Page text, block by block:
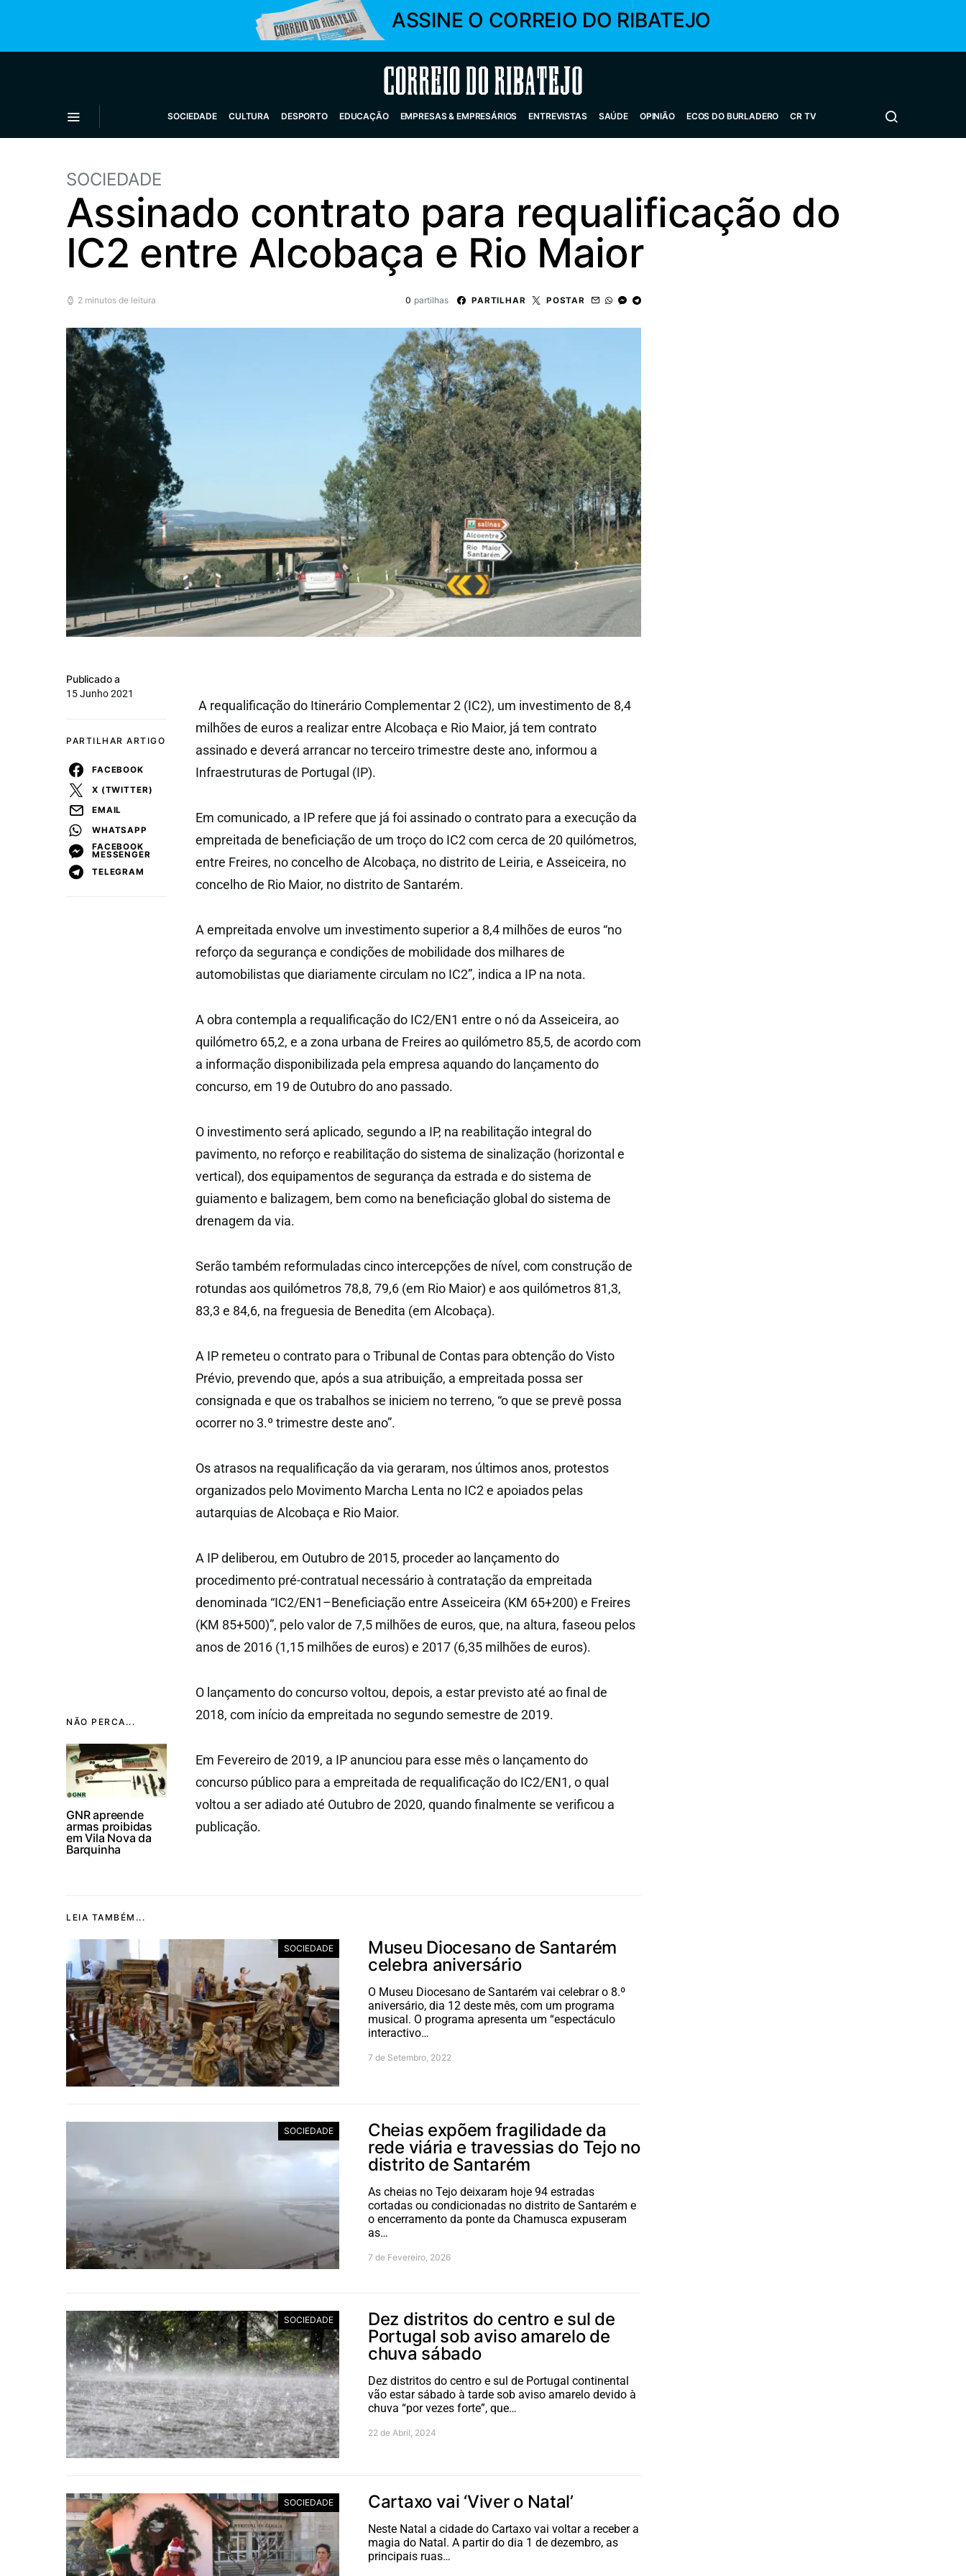
ASSINE O CORREIO DO RIBATEJO
Correio do Ribatejo
SOCIEDADE CULTURA DESPORTO EDUCAÇÃO EMPRESAS & EMPRESÁRIOS ENTREVISTAS SAÚDE OPINIÃO ECOS DO BURLADERO CR TV
SOCIEDADE
Assinado contrato para requalificação do
IC2 entre Alcobaça e Rio Maior
2 minutos de leitura 0 partilhas PARTILHAR POSTAR
NÃO PERCA...
GNR apreende
armas proibidas
em Vila Nova da
Barquinha
Publicado a
15 Junho 2021
PARTILHAR ARTIGO
FACEBOOK
X (TWITTER)
EMAIL
WHATSAPP
FACEBOOK
MESSENGER
TELEGRAM
A requalificação do Itinerário Complementar 2 (IC2), um investimento de 8,4
milhões de euros a realizar entre Alcobaça e Rio Maior, já tem contrato
assinado e deverá arrancar no terceiro trimestre deste ano, informou a
Infraestruturas de Portugal (IP).
Em comunicado, a IP refere que já foi assinado o contrato para a execução da
empreitada de beneficiação de um troço do IC2 com cerca de 20 quilómetros,
entre Freires, no concelho de Alcobaça, no distrito de Leiria, e Asseiceira, no
concelho de Rio Maior, no distrito de Santarém.
A empreitada envolve um investimento superior a 8,4 milhões de euros “no
reforço da segurança e condições de mobilidade dos milhares de
automobilistas que diariamente circulam no IC2”, indica a IP na nota.
A obra contempla a requalificação do IC2/EN1 entre o nó da Asseiceira, ao
quilómetro 65,2, e a zona urbana de Freires ao quilómetro 85,5, de acordo com
a informação disponibilizada pela empresa aquando do lançamento do
concurso, em 19 de Outubro do ano passado.
O investimento será aplicado, segundo a IP, na reabilitação integral do
pavimento, no reforço e reabilitação do sistema de sinalização (horizontal e
vertical), dos equipamentos de segurança da estrada e do sistema de
guiamento e balizagem, bem como na beneficiação global do sistema de
drenagem da via.
Serão também reformuladas cinco intercepções de nível, com construção de
rotundas aos quilómetros 78,8, 79,6 (em Rio Maior) e aos quilómetros 81,3,
83,3 e 84,6, na freguesia de Benedita (em Alcobaça).
A IP remeteu o contrato para o Tribunal de Contas para obtenção do Visto
Prévio, prevendo que, após a sua atribuição, a empreitada possa ser
consignada e que os trabalhos se iniciem no terreno, “o que se prevê possa
ocorrer no 3.º trimestre deste ano”.
Os atrasos na requalificação da via geraram, nos últimos anos, protestos
organizados pelo Movimento Marcha Lenta no IC2 e apoiados pelas
autarquias de Alcobaça e Rio Maior.
A IP deliberou, em Outubro de 2015, proceder ao lançamento do
procedimento pré-contratual necessário à contratação da empreitada
denominada “IC2/EN1–Beneficiação entre Asseiceira (KM 65+200) e Freires
(KM 85+500)”, pelo valor de 7,5 milhões de euros, que, na altura, faseou pelos
anos de 2016 (1,15 milhões de euros) e 2017 (6,35 milhões de euros).
O lançamento do concurso voltou, depois, a estar previsto até ao final de
2018, com início da empreitada no segundo semestre de 2019.
Em Fevereiro de 2019, a IP anunciou para esse mês o lançamento do
concurso público para a empreitada de requalificação do IC2/EN1, o qual
voltou a ser adiado até Outubro de 2020, quando finalmente se verificou a
publicação.
LEIA TAMBÉM...
SOCIEDADE
Museu Diocesano de Santarém
celebra aniversário
O Museu Diocesano de Santarém vai celebrar o 8.º
aniversário, dia 12 deste mês, com um programa
musical. O programa apresenta um “espectáculo
interactivo…
7 de Setembro, 2022
SOCIEDADE
Cheias expõem fragilidade da
rede viária e travessias do Tejo no
distrito de Santarém
As cheias no Tejo deixaram hoje 94 estradas
cortadas ou condicionadas no distrito de Santarém e
o encerramento da ponte da Chamusca expuseram
as…
7 de Fevereiro, 2026
SOCIEDADE
Dez distritos do centro e sul de
Portugal sob aviso amarelo de
chuva sábado
Dez distritos do centro e sul de Portugal continental
vão estar sábado à tarde sob aviso amarelo devido à
chuva “por vezes forte”, que…
22 de Abril, 2024
SOCIEDADE Cartaxo vai ‘Viver o Natal’
Neste Natal a cidade do Cartaxo vai voltar a receber a
magia do Natal. A partir do dia 1 de dezembro, as
principais ruas…